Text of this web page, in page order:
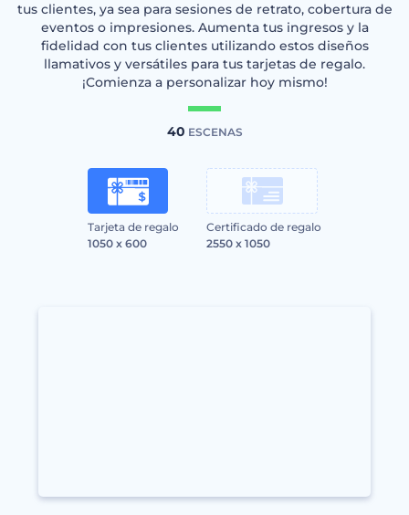
tus clientes, ya sea para sesiones de retrato, cobertura de
eventos o impresiones. Aumenta tus ingresos y la
fidelidad con tus clientes utilizando estos diseños
llamativos y versátiles para tus tarjetas de regalo.
¡Comienza a personalizar hoy mismo!
40 ESCENAS
Tarjeta de regalo
1050 x 600
Certificado de regalo
2550 x 1050